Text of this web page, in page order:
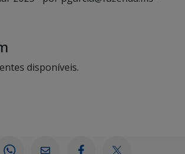
disponíveis.